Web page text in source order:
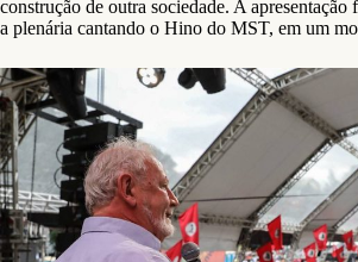
construção de outra sociedade. A
a plenária cantando o Hino do MST, em um